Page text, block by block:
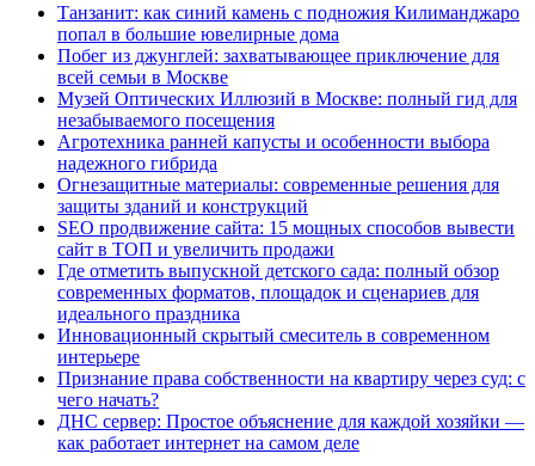
Танзанит: как синий камень с подножия Килиманджаро
попал в большие ювелирные дома
Побег из джунглей: захватывающее приключение для
всей семьи в Москве
Музей Оптических Иллюзий в Москве: полный гид для
незабываемого посещения
Агротехника ранней капусты и особенности выбора
надежного гибрида
Огнезащитные материалы: современные решения для
защиты зданий и конструкций
SEO продвижение сайта: 15 мощных способов вывести
сайт в ТОП и увеличить продажи
Где отметить выпускной детского сада: полный обзор
современных форматов, площадок и сценариев для
идеального праздника
Инновационный скрытый смеситель в современном
интерьере
Признание права собственности на квартиру через суд: с
чего начать?
ДНС сервер: Простое объяснение для каждой хозяйки —
как работает интернет на самом деле